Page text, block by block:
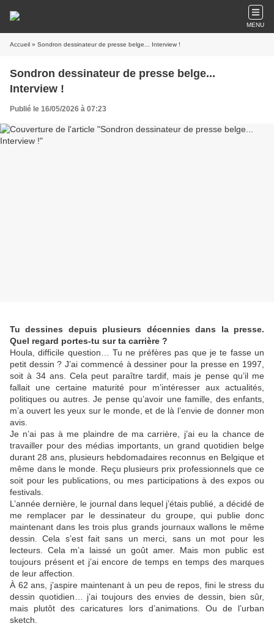
MENU
Accueil » Sondron dessinateur de presse belge... Interview !
Sondron dessinateur de presse belge...
Interview !
Publié le 16/05/2026 à 07:23
Tu dessines depuis plusieurs décennies dans la presse.
Quel regard portes-tu sur ta carrière ?
Houla, difficile question… Tu ne préfères pas que je te fasse un
petit dessin ? J’ai commencé à dessiner pour la presse en 1997,
soit à 34 ans. Cela peut paraître tardif, mais je pense qu’il me
fallait une certaine maturité pour m’intéresser aux actualités,
politiques ou autres. Je pense qu’avoir une famille, des enfants,
m’a ouvert les yeux sur le monde, et de là l’envie de donner mon
avis.
Je n’ai pas à me plaindre de ma carrière, j’ai eu la chance de
travailler pour des médias importants, un grand quotidien belge
durant 28 ans, plusieurs hebdomadaires reconnus en Belgique et
même dans le monde. Reçu plusieurs prix professionnels que ce
soit pour les publications, ou mes participations à des expos ou
festivals.
L’année dernière, le journal dans lequel j’étais publié, a décidé de
me remplacer par le dessinateur du groupe, qui publie donc
maintenant dans les trois plus grands journaux wallons le même
dessin. Cela s’est fait sans un merci, sans un mot pour les
lecteurs. Cela m’a laissé un goût amer. Mais mon public est
toujours présent et j’ai encore de temps en temps des marques
de leur affection.
À 62 ans, j’aspire maintenant à un peu de repos, fini le stress du
dessin quotidien… j’ai toujours des envies de dessin, bien sûr,
mais plutôt des caricatures lors d’animations. Ou de l’urban
sketch.